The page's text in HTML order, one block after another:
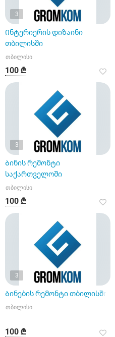
3
Ინტერიერის დიზაინი
თბილისში
თბილისი
100 ₾
3
Ბინის რემონტი
საქართველოში
თბილისი
100 ₾
3
Ბინების რემონტი თბილისში
თბილისი
100 ₾